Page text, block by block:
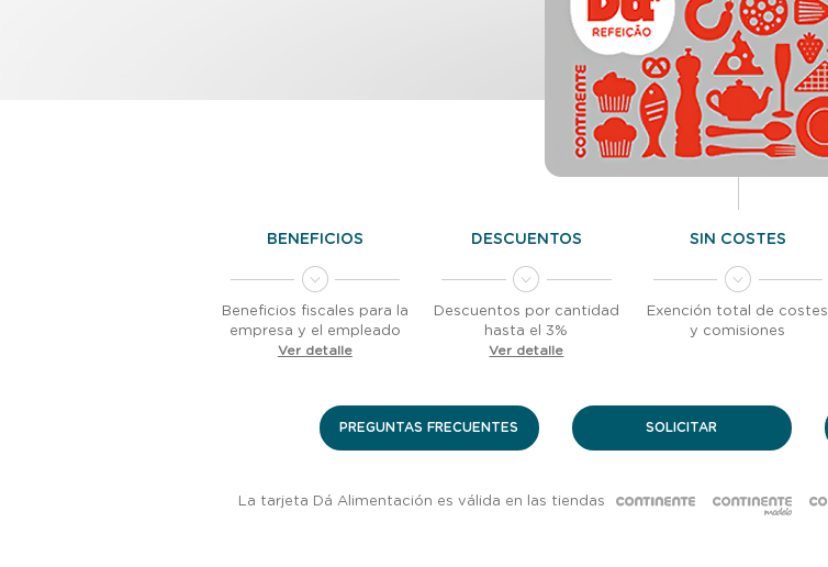
BENEFICIOS
Beneficios fiscales para la
empresa y el empleado
Ver detalle
DESCUENTOS
Descuentos por cantidad
hasta el 3%
Ver detalle
SIN COSTES
Exención total de costes
y comisiones
PREGUNTAS FRECUENTES SOLICITAR
La tarjeta Dá Alimentación es válida en las tiendas